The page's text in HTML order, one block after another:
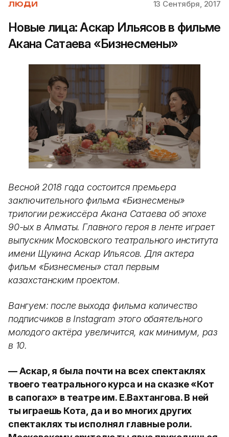
ЛЮДИ 13 Сентября, 2017
Новые лица: Аскар Ильясов в фильме
Акана Сатаева «Бизнесмены»
Весной 2018 года состоится премьера
заключительного фильма «Бизнесмены»
трилогии режиссёра Акана Сатаева об эпохе
90-ых в Алматы. Главного героя в ленте играет
выпускник Московского театрального института
имени Щукина Аскар Ильясов. Для актера
фильм «Бизнесмены» стал первым
казахстанским проектом.
Вангуем: после выхода фильма количество
подписчиков в Instagram этого обаятельного
молодого актёра увеличится, как минимум, раз
в 10.
— Аскар, я была почти на всех спектаклях
твоего театрального курса и на сказке «Кот
в сапогах» в театре им. Е.Вахтангова. В ней
ты играешь Кота, да и во многих других
спектаклях ты исполнял главные роли.